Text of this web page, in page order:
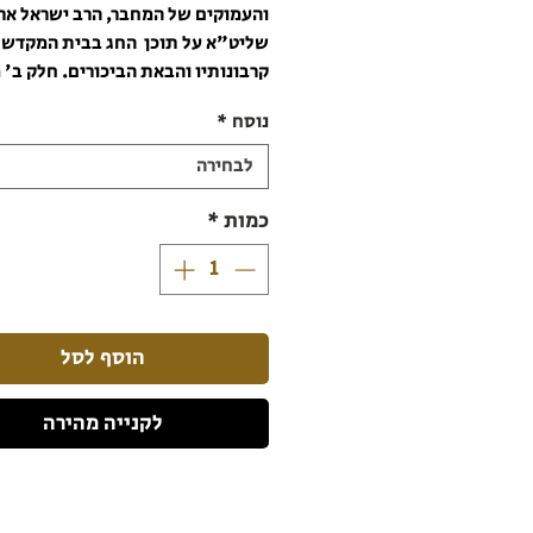
והעמוקים של המחבר, הרב ישראל
שליט"א על תוכן החג בבית
קרבונותיו והבאת הביכורים. חלק
בירושלים". הנושאים הנידונים מלווים
בתמונות מרהיבות הממחישות את
והתקופה.
מחזור שבועות בנוסח עדות מזרח על
מחזור קול יעקב של הרב מרדכי
שאר הנוסחים אזלו אך התוכן המוסף
שונה בין הנוסחים.
142 עמודים
נוסח *
לבחירה
כמות*
הוסף לסל
לקנייה מהירה